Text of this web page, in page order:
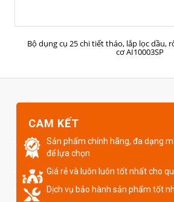
MUA HÀNG
Bộ dụng cụ 25 chi tiết tháo, lắp lọc dầu,
cơ AI10003SP
CAM KẾT
Sản phẩm chính hãng, đa dạng
để lựa chọn
Giá rẻ và luôn luôn tốt nhất cho
Dịch vụ bảo hành sản phẩm tốt